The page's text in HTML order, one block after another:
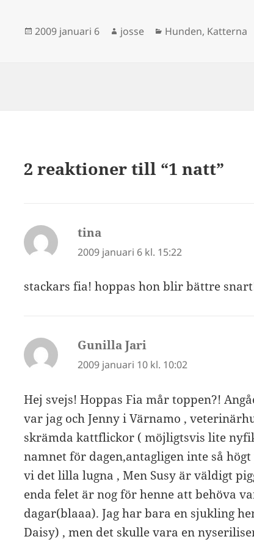
Postat
2009 januari 6 Författare
josse Kategorier
Hunden, Katterna
2 reaktioner till “1 natt”
tina
2009 januari 6 kl. 15:22
stackars fia! hoppas hon blir bättre
Gunilla Jari
2009 januari 10 kl. 10:02
Hej svejs! Hoppas Fia mår toppen?!
var jag och Jenny i Värnamo ,
skrämda kattflickor ( möjligtsvis lite
namnet för dagen,antagligen inte så
vi det lilla lugna , Men Susy är väldigt
enda felet är nog för henne att behöva
dagar(blaaa). Jag har bara en sjukling
Daisy) , men det skulle vara en